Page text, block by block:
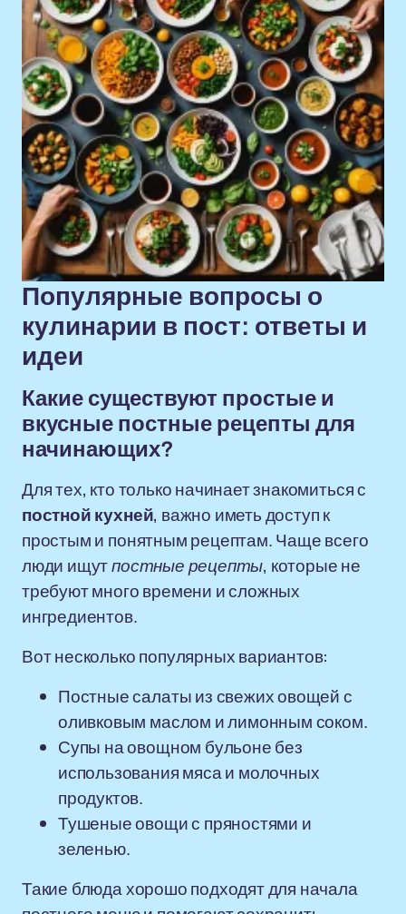
Популярные вопросы о
кулинарии в пост: ответы и
идеи
Какие существуют простые и
вкусные постные рецепты для
начинающих?
Для тех, кто только начинает знакомиться с
постной кухней, важно иметь доступ к
простым и понятным рецептам. Чаще всего
люди ищутпостные рецепты, которые не
требуют много времени и сложных
ингредиентов.
Вот несколько популярных вариантов:
Постные салаты из свежих овощей с
оливковым маслом и лимонным соком.
Супы на овощном бульоне без
использования мяса и молочных
продуктов.
Тушеные овощи с пряностями и
зеленью.
Такие блюда хорошо подходят для начала